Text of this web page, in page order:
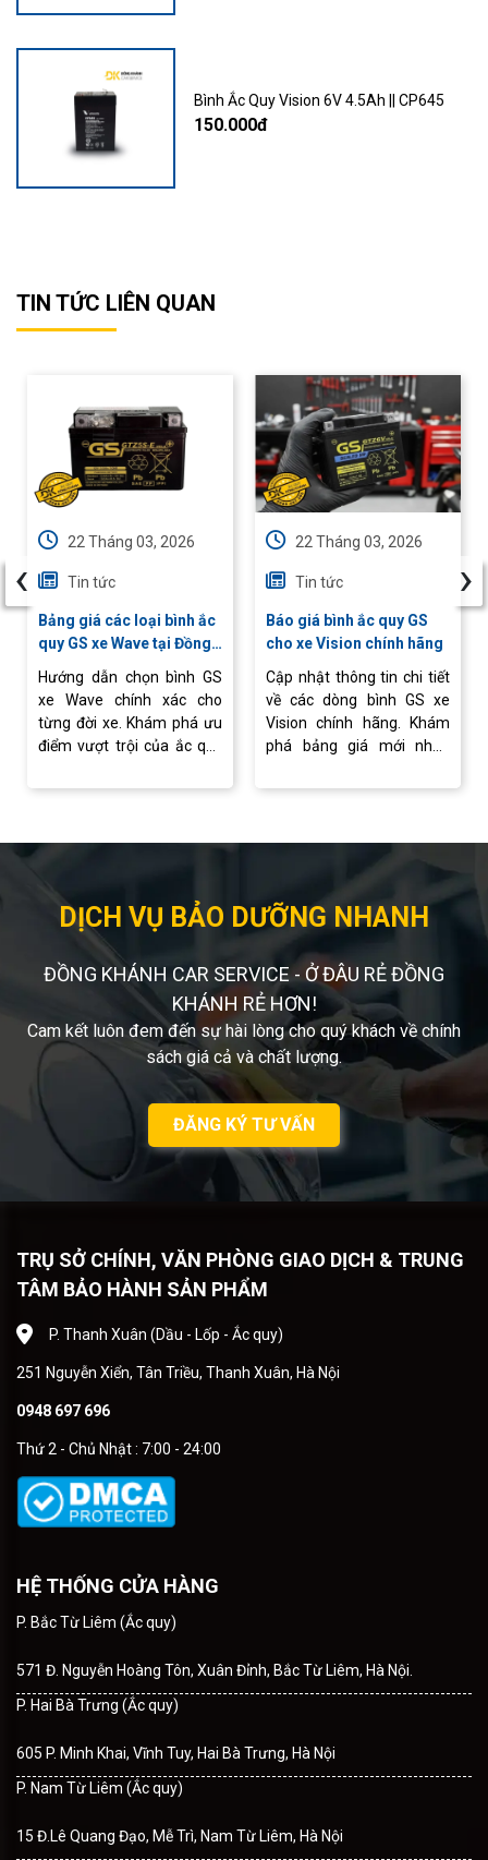
Bình Ắc Quy Vision 6V 4.5Ah || CP645
150.000đ
TIN TỨC LIÊN QUAN
22 Tháng 03, 2026
Tin tức
Bảng giá các loại bình ắc
quy GS xe Wave tại Đồng
Hướng dẫn chọn bình GS
xe Wave chính xác cho
từng đời xe. Khám phá ưu
điểm vượt trội của ắc quy
chuyên nghiệp tại Ắc quy
22 Tháng 03, 2026
Tin tức
Báo giá bình ắc quy GS
cho xe Vision chính hãng
Cập nhật thông tin chi tiết
về các dòng bình GS xe
Vision chính hãng. Khám
phá bảng giá mới nhất,
hợp và dịch vụ thay ắc quy
‹ ›
DỊCH VỤ BẢO DƯỠNG NHANH
ĐỒNG KHÁNH CAR SERVICE - Ở ĐÂU RẺ ĐỒNG
KHÁNH RẺ HƠN!
Cam kết luôn đem đến sự hài lòng cho quý khách về chính
sách giá cả và chất lượng.
ĐĂNG KÝ TƯ VẤN
TRỤ SỞ CHÍNH, VĂN PHÒNG GIAO DỊCH & TRUNG
TÂM BẢO HÀNH SẢN PHẨM
P. Thanh Xuân (Dầu - Lốp - Ắc quy)
251 Nguyễn Xiển, Tân Triều, Thanh Xuân, Hà Nội
0948 697 696
Thứ 2 - Chủ Nhật : 7:00 - 24:00
HỆ THỐNG CỬA HÀNG
P. Bắc Từ Liêm (Ắc quy)
571 Đ. Nguyễn Hoàng Tôn, Xuân Đỉnh, Bắc Từ Liêm, Hà Nội.
P. Hai Bà Trưng (Ắc quy)
605 P. Minh Khai, Vĩnh Tuy, Hai Bà Trưng, Hà Nội
P. Nam Từ Liêm (Ắc quy)
15 Đ.Lê Quang Đạo, Mễ Trì, Nam Từ Liêm, Hà Nội